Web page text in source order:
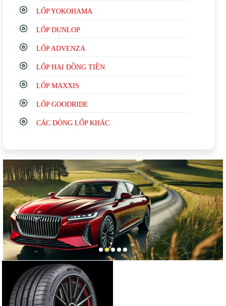
LỐP YOKOHAMA
LỐP DUNLOP
LỐP ADVENZA
LỐP HAI ĐỒNG TIỀN
LỐP MAXXIS
LỐP GOODRIDE
CÁC DÒNG LỐP KHÁC